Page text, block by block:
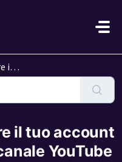
il tuo account
YouTube